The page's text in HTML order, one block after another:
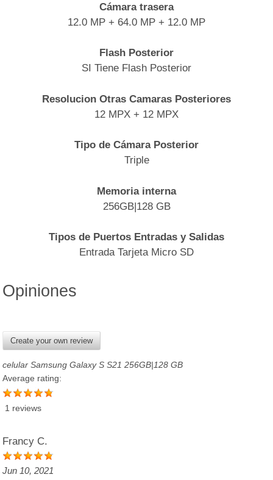
Cámara trasera
12.0 MP + 64.0 MP + 12.0 MP
Flash Posterior
SI Tiene Flash Posterior
Resolucion Otras Camaras Posteriores
12 MPX + 12 MPX
Tipo de Cámara Posterior
Triple
Memoria interna
256GB|128 GB
Tipos de Puertos Entradas y Salidas
Entrada Tarjeta Micro SD
Opiniones
Create your own review
celular Samsung Galaxy S S21 256GB|128 GB
Average rating:
1 reviews
Francy C.
Jun 10, 2021